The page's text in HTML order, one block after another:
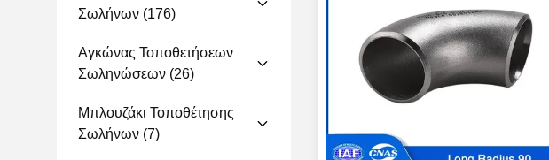
Σωλήνων (176)
Αγκώνας Τοποθετήσεων
Σωληνώσεων (26)
Μπλουζάκι Τοποθέτησης
Σωλήνων (7)